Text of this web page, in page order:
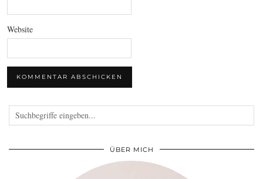
Website
ÜBER MICH